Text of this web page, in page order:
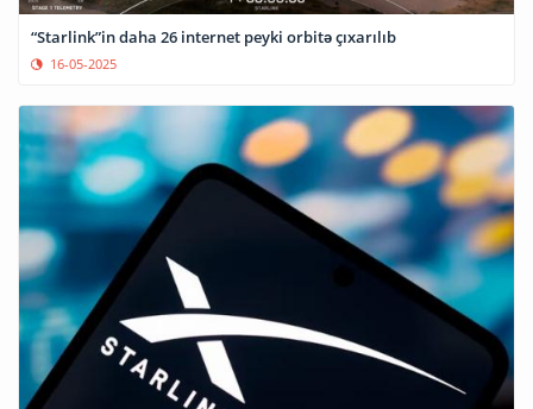
“Starlink”in daha 26 internet peyki orbitə çıxarılıb
16-05-2025